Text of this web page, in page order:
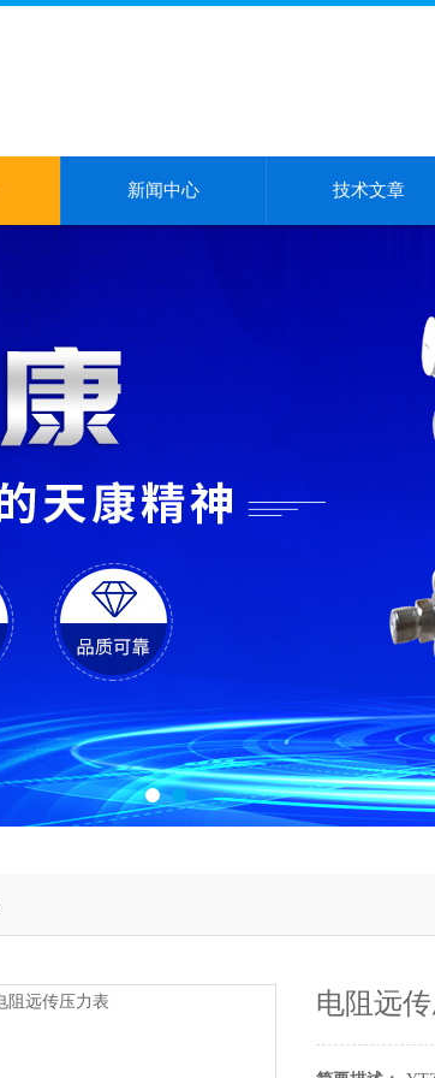
新闻中心 技术文章
电阻远